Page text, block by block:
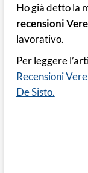
Ho già detto la
recensioni Vere
lavorativo.
Per leggere
Recensioni
De Sisto.